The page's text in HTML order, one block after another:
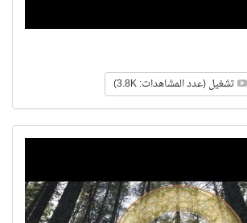
تشغيل (عدد المشاهدات: 3.8K)